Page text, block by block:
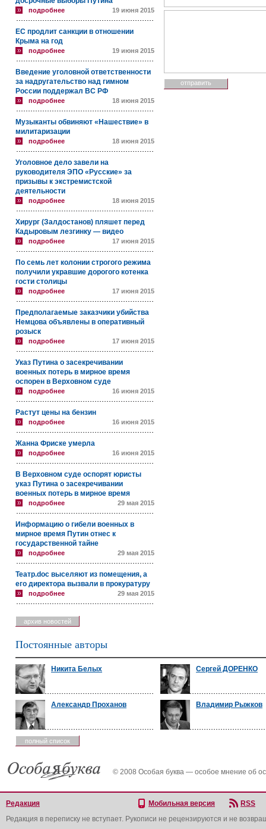
подробнее 19 июня 2015
ЕС продлит санкции в отношении
Крыма на год
подробнее 19 июня 2015
Введение уголовной ответственности
за надругательство над гимном
России поддержал ВС РФ
подробнее 18 июня 2015
Музыканты обвиняют «Нашествие» в
милитаризации
подробнее 18 июня 2015
Уголовное дело завели на
руководителя ЭПО «Русские» за
призывы к экстремистской
деятельности
подробнее 18 июня 2015
Хирург (Залдостанов) пляшет перед
Кадыровым лезгинку — видео
подробнее 17 июня 2015
По семь лет колонии строгого режима
получили укравшие дорогого котенка
гости столицы
подробнее 17 июня 2015
Предполагаемые заказчики убийства
Немцова объявлены в оперативный
розыск
подробнее 17 июня 2015
Указ Путина о засекречивании
военных потерь в мирное время
оспорен в Верховном суде
подробнее 16 июня 2015
Растут цены на бензин
подробнее 16 июня 2015
Жанна Фриске умерла
подробнее 16 июня 2015
В Верховном суде оспорят юристы
указ Путина о засекречивании
военных потерь в мирное время
подробнее 29 мая 2015
Информацию о гибели военных в
мирное время Путин отнес к
государственной тайне
подробнее 29 мая 2015
Театр.doc выселяют из помещения, а
его директора вызвали в прокуратуру
подробнее 29 мая 2015
архив новостей
Постоянные авторы
Никита Белых Сергей ДОРЕНКО
Александр Проханов Владимир Рыжков
полный список
© 2008 Особая буква — особое мнение об
Редакция Мобильная версия
RSS
Редакция в переписку не вступает. Рукописи не рецензируются и не